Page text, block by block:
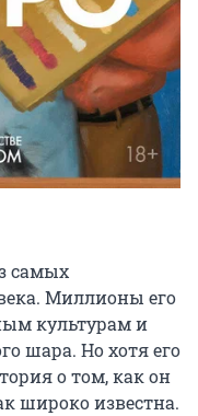
самых
Миллионы его
культурам и
шара. Но хотя его
о том, как он
широко известна.